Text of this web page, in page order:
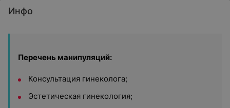
Инфо
Перечень манипуляций:
Консультация гинеколога;
Эстетическая гинекология;